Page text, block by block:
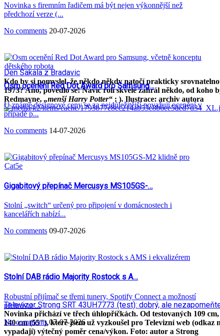
Den Šakala z Bradavic
Kdo by si pomyslel, že někdo někdy natočí prakticky
1973? Ano, povedlo se! Navíc roli skvěle zahrál někdo, od koho
Redmayne, „menší Harry Potter“ : ). Ilustrace: archiv autora
Televizor Strong SRT 43UH7773 (test): dobrý, ale
Novinka přichází ve třech úhlopříčkách. Od testovaných 109
140 cm (55"), které jsem už vyzkoušel pro Televizní web (odkaz
vypadají) výtečný poměr cena/výkon. Foto: autor a Strong
Novinka s firemním řadičem má být nejen výkonnější než
předchozí verze (...
No comments 20-07-2026
Osm ocenění Red Dot Award pro Samsung…
U známé designové ceny se za nejdůležitější považují ocenění v
případě p...
No comments 14-07-2026
Gigabitový přepínač Mercusys MS105GS-…
Stolní „switch“ určený pro připojení v domácnostech i
kancelářích nabízí...
No comments 09-07-2026
Stolní DAB rádio Majority Rostock s A…
Robustní přijímač se třemi tunery, Spotify Connect a možností
přehrávat ...
No comments 07-07-2026